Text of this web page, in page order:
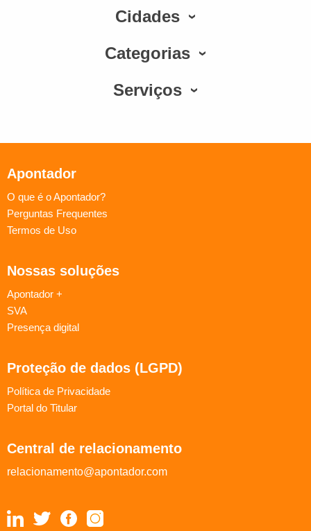
Cidades
Categorias
Serviços
Apontador
O que é o Apontador?
Perguntas Frequentes
Termos de Uso
Nossas soluções
Apontador +
SVA
Presença digital
Proteção de dados (LGPD)
Política de Privacidade
Portal do Titular
Central de relacionamento
relacionamento@apontador.com